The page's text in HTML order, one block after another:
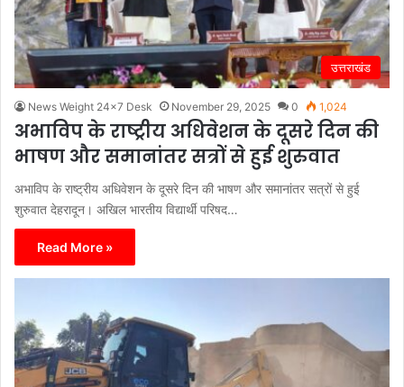
उत्तराखंड
News Weight 24x7 Desk November 29, 2025 0 1,024
अभाविप के राष्ट्रीय अधिवेशन के दूसरे दिन की
भाषण और समानांतर सत्रों से हुई शुरुवात
अभाविप के राष्ट्रीय अधिवेशन के दूसरे दिन की भाषण और समानांतर सत्रों से हुई
शुरुवात देहरादून। अखिल भारतीय विद्यार्थी परिषद…
Read More »